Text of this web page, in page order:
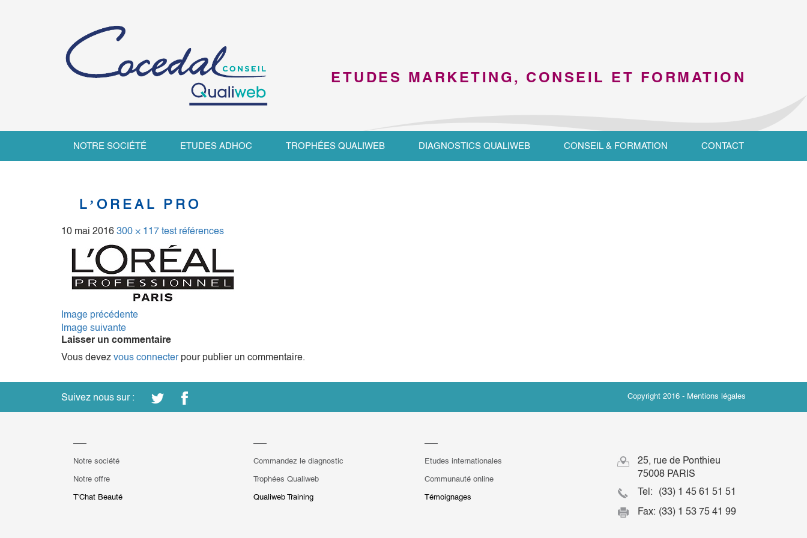
ETUDES MARKETING, CONSEIL ET FORMATION
NOTRE SOCIÉTÉ ETUDES ADHOC TROPHÉES QUALIWEB DIAGNOSTICS QUALIWEB CONSEIL & FORMATION CONTACT
L’OREAL PRO
10 mai 2016 300 × 117 test références
Image précédente
Image suivante
Laisser un commentaire
Vous devez vous connecterpour publier un commentaire.
Suivez nous sur : Copyright 2016 - Mentions légales
Notre société
Notre offre
T'Chat Beauté
Commandez le diagnostic
Trophées Qualiweb
Qualiweb Training
Etudes internationales
Communauté online
Témoignages
25, rue de Ponthieu
75008 PARIS
Tel:
(33) 1 45 61 51 51
Fax: (33) 1 53 75 41 99